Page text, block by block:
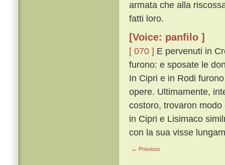
armata che alla
fatti loro.
[Voice: panfilo ]
[ 070 ] E pervenuti in
furono: e sposate le
In Cipri e in Rodi
opere. Ultimamente,
costoro, trovaron
in Cipri e Lisimaco
con la sua visse
← Previous